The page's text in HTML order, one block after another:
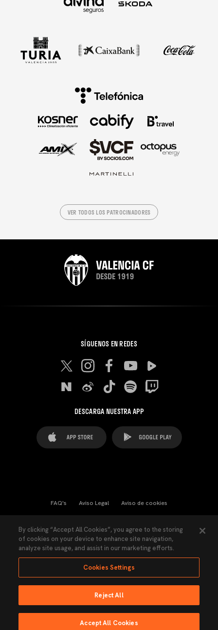
VER TODOS LOS PATROCINADORES
SÍGUENOS EN REDES
DESCARGA NUESTRA APP
FAQ's Aviso Legal Aviso de cookies
Ley Transparencia Política de Privacidad
Accesibilidad
Ninguna parte de esta página puede ser reproducida sin el permiso del Valencia
By clicking “Accept All Cookies”, you agree to the storing
of cookies on your device to enhance site navigation,
analyze site usage, and assist in our marketing efforts.
Cookies Settings
Reject All
Accept All Cookies